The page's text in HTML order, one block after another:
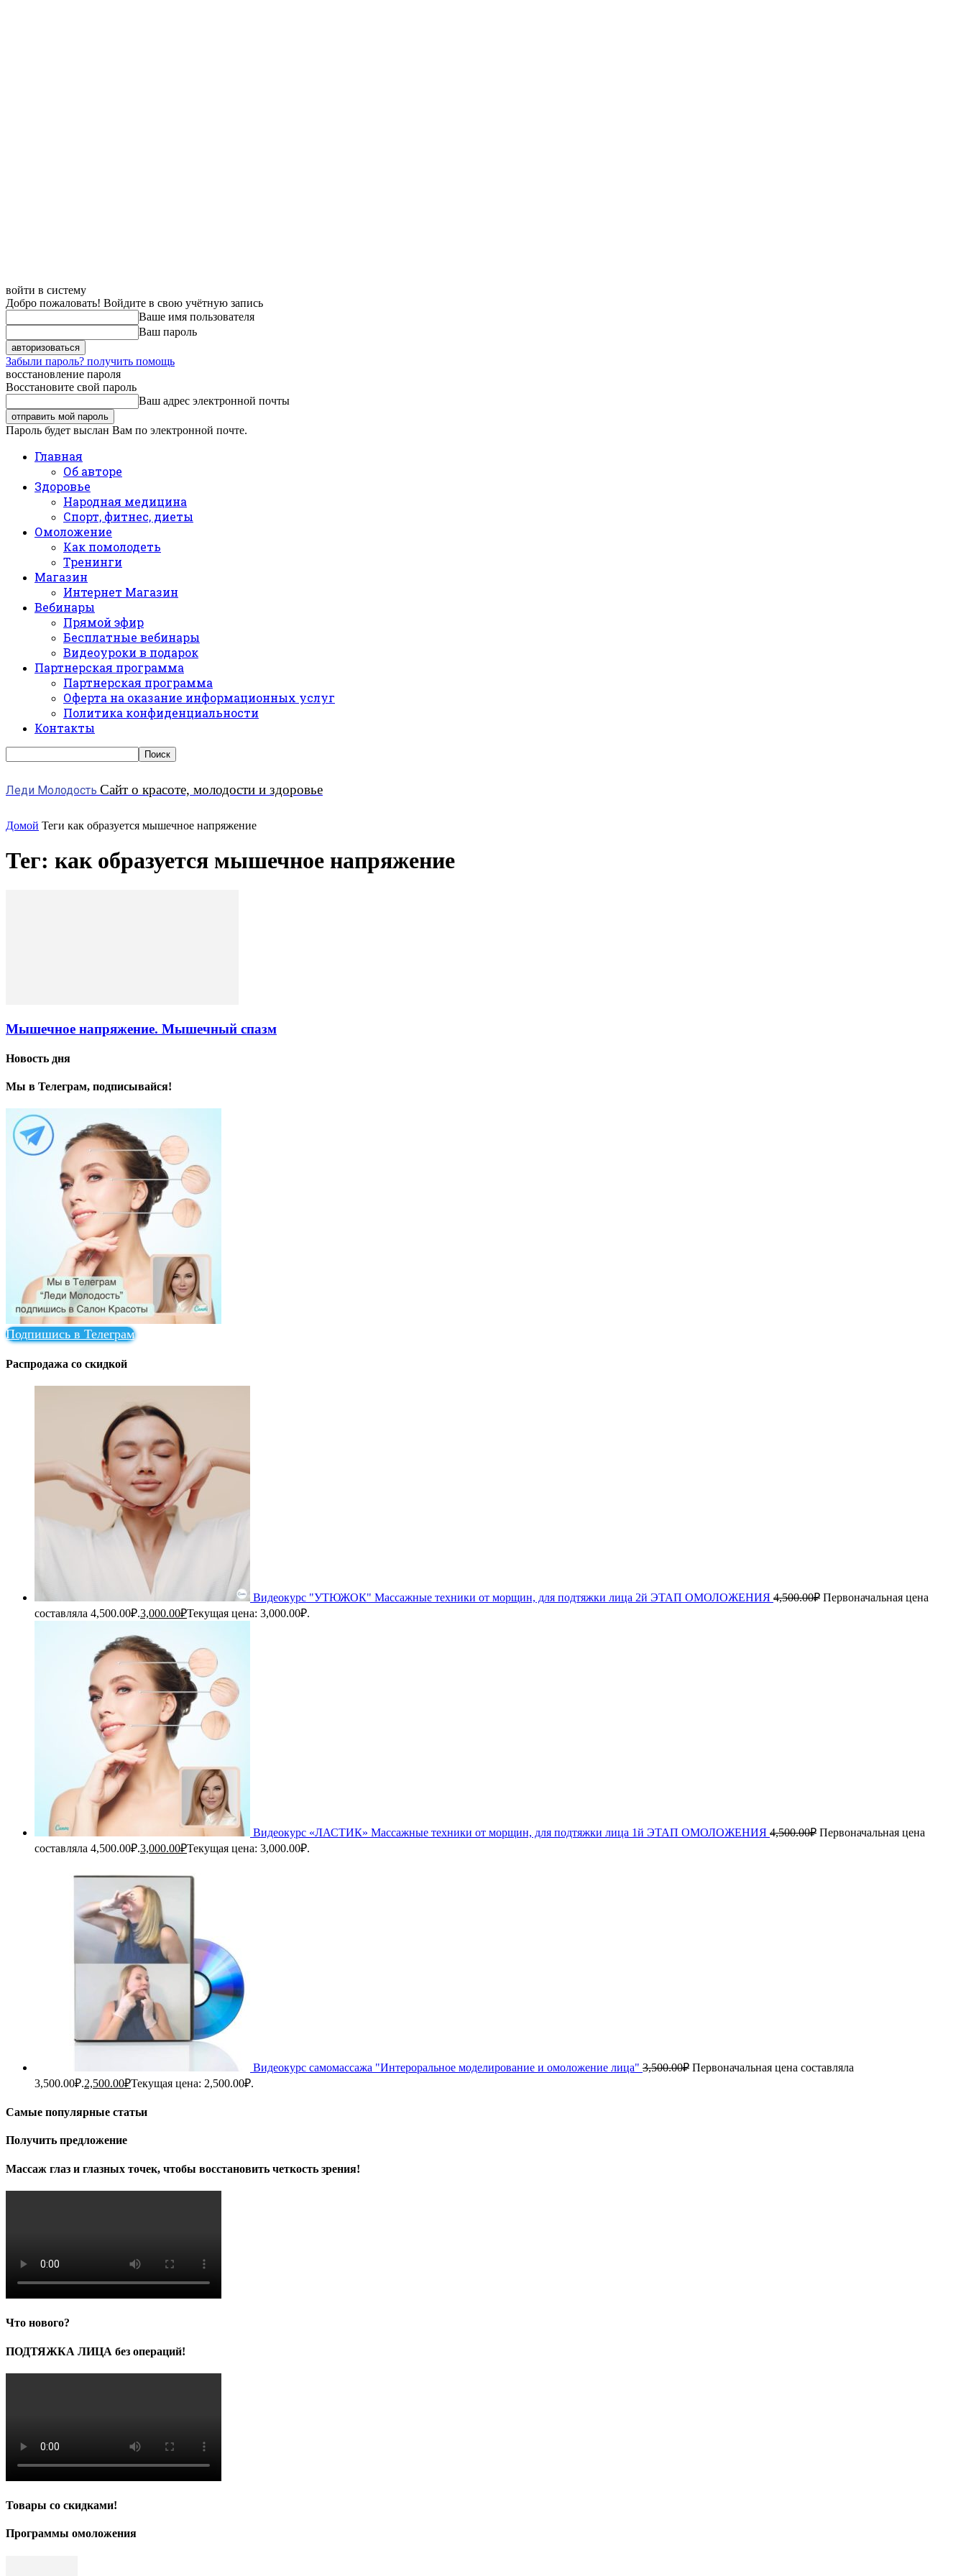
войти в систему
Добро пожаловать! Войдите в свою учётную запись
Ваше имя пользователя
Ваш пароль
Забыли пароль? получить помощь
восстановление пароля
Восстановите свой пароль
Ваш адрес электронной почты
Пароль будет выслан Вам по электронной почте.
Главная
Об авторе
Здоровье
Народная медицина
Спорт, фитнес, диеты
Омоложение
Как помолодеть
Тренинги
Магазин
Интернет Магазин
Вебинары
Прямой эфир
Бесплатные вебинары
Видеоуроки в подарок
Партнерская программа
Партнерская программа
Оферта на оказание информационных услуг
Политика конфиденциальности
Контакты
Леди Молодость Сайт о красоте, молодости и здоровье
Домой Теги как образуется мышечное напряжение
Тег: как образуется мышечное напряжение
Мышечное напряжение. Мышечный спазм
Новость дня
Мы в Телеграм, подписывайся!
Подпишись в Телеграм
Распродажа со скидкой
Видеокурс "УТЮЖОК" Массажные техники от морщин, для подтяжки лица 2й ЭТАП ОМОЛОЖЕНИЯ 4,500.00₽ Первоначальная цена
составляла 4,500.00₽.3,000.00₽Текущая цена: 3,000.00₽.
Видеокурс «ЛАСТИК» Массажные техники от морщин, для подтяжки лица 1й ЭТАП ОМОЛОЖЕНИЯ 4,500.00₽ Первоначальная цена
составляла 4,500.00₽.3,000.00₽Текущая цена: 3,000.00₽.
Видеокурс самомассажа "Интероральное моделирование и омоложение лица" 3,500.00₽ Первоначальная цена составляла
3,500.00₽.2,500.00₽Текущая цена: 2,500.00₽.
Самые популярные статьи
Получить предложение
Массаж глаз и глазных точек, чтобы восстановить четкость зрения!
Что нового?
ПОДТЯЖКА ЛИЦА без операций!
Товары со скидками!
Программы омоложения